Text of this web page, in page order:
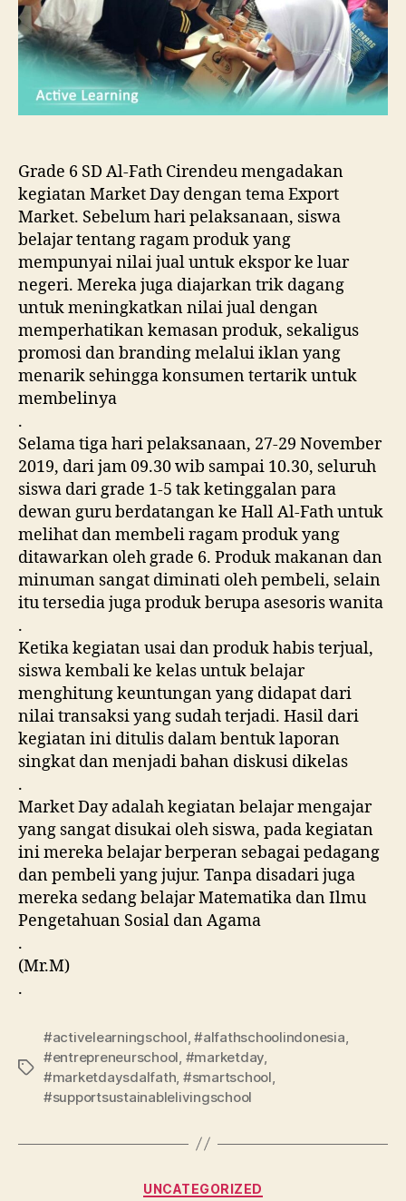
Grade 6 SD Al-Fath Cirendeu mengadakan
kegiatan Market Day dengan tema Export
Market. Sebelum hari pelaksanaan, siswa
belajar tentang ragam produk yang
mempunyai nilai jual untuk ekspor ke luar
negeri. Mereka juga diajarkan trik dagang
untuk meningkatkan nilai jual dengan
memperhatikan kemasan produk, sekaligus
promosi dan branding melalui iklan yang
menarik sehingga konsumen tertarik untuk
membelinya
.
Selama tiga hari pelaksanaan, 27-29 November
2019, dari jam 09.30 wib sampai 10.30, seluruh
siswa dari grade 1-5 tak ketinggalan para
dewan guru berdatangan ke Hall Al-Fath untuk
melihat dan membeli ragam produk yang
ditawarkan oleh grade 6. Produk makanan dan
minuman sangat diminati oleh pembeli, selain
itu tersedia juga produk berupa asesoris wanita
.
Ketika kegiatan usai dan produk habis terjual,
siswa kembali ke kelas untuk belajar
menghitung keuntungan yang didapat dari
nilai transaksi yang sudah terjadi. Hasil dari
kegiatan ini ditulis dalam bentuk laporan
singkat dan menjadi bahan diskusi dikelas
.
Market Day adalah kegiatan belajar mengajar
yang sangat disukai oleh siswa, pada kegiatan
ini mereka belajar berperan sebagai pedagang
dan pembeli yang jujur. Tanpa disadari juga
mereka sedang belajar Matematika dan Ilmu
Pengetahuan Sosial dan Agama
.
(Mr.M)
.
#activelearningschool,#alfathschoolindonesia,
#entrepreneurschool, #marketday,
#marketdaysdalfath, #smartschool,
#supportsustainablelivingschool
UNCATEGORIZED